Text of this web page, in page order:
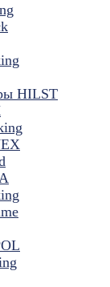
HILST